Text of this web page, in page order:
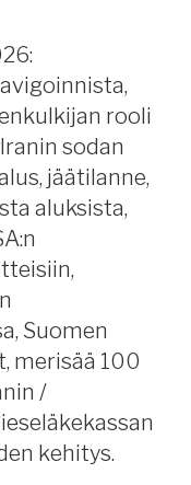
rooli
sodan
jäätilanne,
aluksista,
Suomen
merisää 100
/
kehitys.